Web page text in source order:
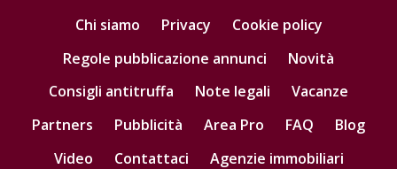
Chi siamo Privacy
Cookie policy
Regole pubblicazione annunci
Novità
Consigli antitruffa
Note legali
Vacanze
Partners
Pubblicità Area Pro FAQ
Blog
Video
Contattaci
Agenzie immobiliari